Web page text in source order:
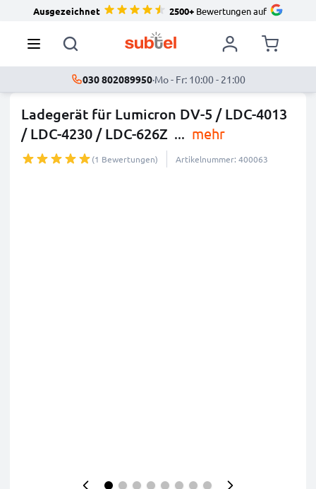
Ausgezeichnet 2500+Bewertungen auf
030 802089950·Mo - Fr: 10:00 - 21:00
Ladegerät für Lumicron DV-5 / LDC-4013
/ LDC-4230 / LDC-626Z ... mehr
(1 Bewertungen) Artikelnummer: 400063